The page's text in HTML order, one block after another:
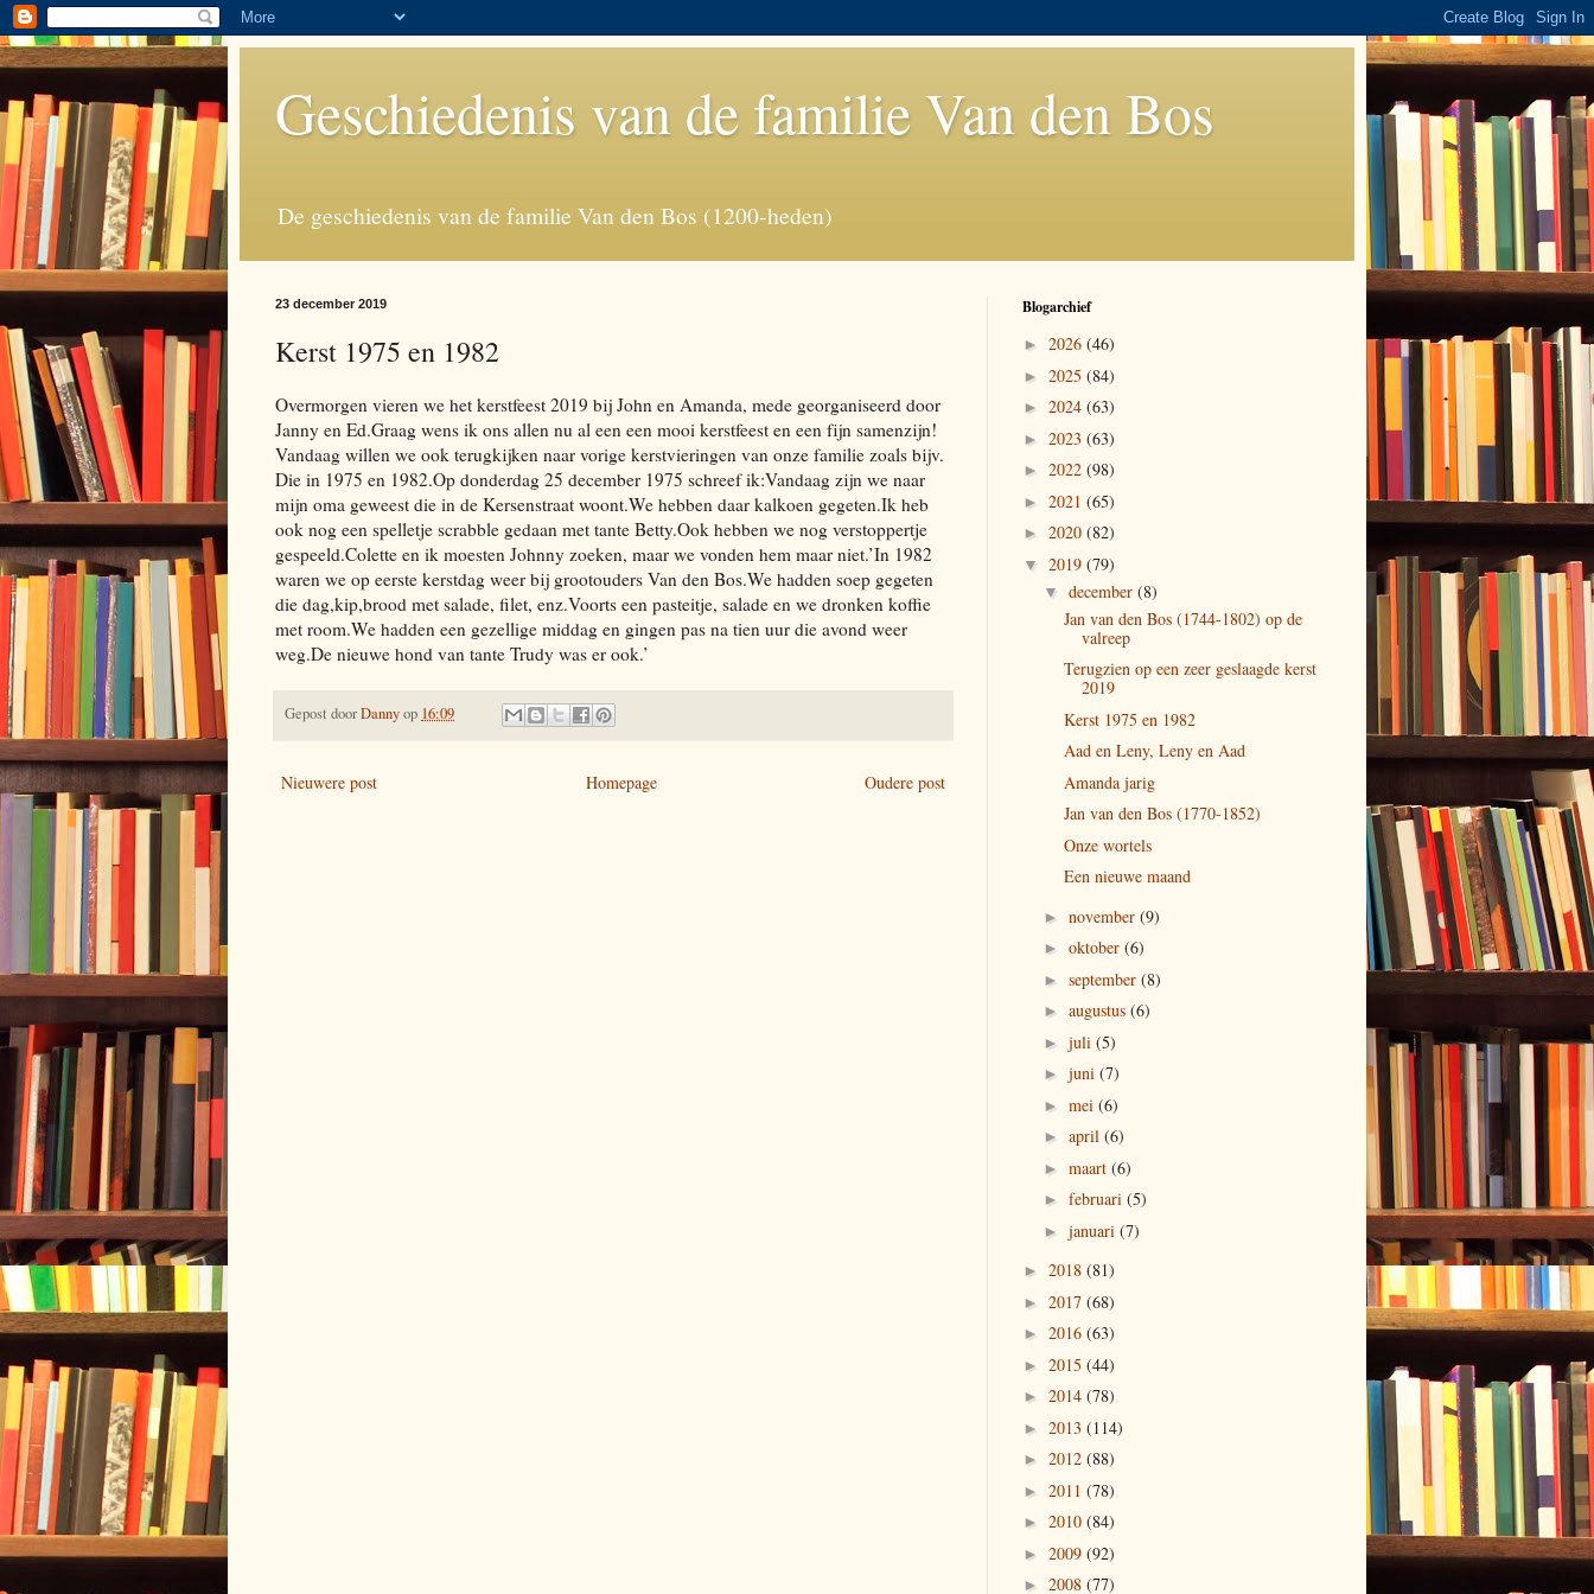
Geschiedenis van de familie Van den Bos
De geschiedenis van de familie Van den Bos (1200-heden)
23 december 2019
Kerst 1975 en 1982
Overmorgen vieren we het kerstfeest 2019 bij John en Amanda, mede georganiseerd door
Janny en Ed.Graag wens ik ons allen nu al een een mooi kerstfeest en een fijn samenzijn!
Vandaag willen we ook terugkijken naar vorige kerstvieringen van onze familie zoals bijv.
Die in 1975 en 1982.Op donderdag 25 december 1975 schreef ik:Vandaag zijn we naar
mijn oma geweest die in de Kersenstraat woont.We hebben daar kalkoen gegeten.Ik heb
ook nog een spelletje scrabble gedaan met tante Betty.Ook hebben we nog verstoppertje
gespeeld.Colette en ik moesten Johnny zoeken, maar we vonden hem maar niet.’In 1982
waren we op eerste kerstdag weer bij grootouders Van den Bos.We hadden soep gegeten
die dag,kip,brood met salade, filet, enz.Voorts een pasteitje, salade en we dronken koffie
met room.We hadden een gezellige middag en gingen pas na tien uur die avond weer
weg.De nieuwe hond van tante Trudy was er ook.’
Gepost doorDannyop 16:09
Nieuwere post Oudere post
Homepage
Blogarchief
► 2026 (46)
► 2025 (84)
► 2024 (63)
► 2023 (63)
► 2022 (98)
► 2021 (65)
► 2020 (82)
▼ 2019 (79)
▼ december (8)
Jan van den Bos (1744-1802) op de
valreep
Terugzien op een zeer geslaagde kerst
2019
Kerst 1975 en 1982
Aad en Leny, Leny en Aad
Amanda jarig
Jan van den Bos (1770-1852)
Onze wortels
Een nieuwe maand
► november (9)
► oktober (6)
► september (8)
► augustus (6)
► juli (5)
► juni (7)
► mei (6)
► april (6)
► maart (6)
► februari (5)
► januari (7)
► 2018 (81)
► 2017 (68)
► 2016 (63)
► 2015 (44)
► 2014 (78)
► 2013 (114)
► 2012 (88)
► 2011 (78)
► 2010 (84)
► 2009 (92)
► 2008 (77)